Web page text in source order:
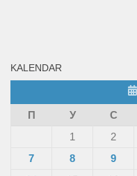
KALENDAR
П
У С
1
2
7
8 9